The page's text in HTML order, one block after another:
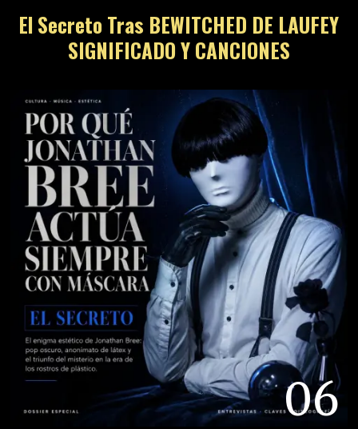
El Secreto Tras BEWITCHED DE LAUFEY
SIGNIFICADO Y CANCIONES
06